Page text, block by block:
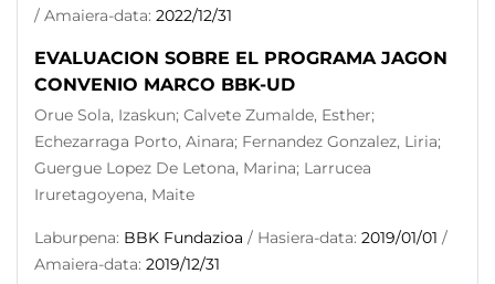
/ Amaiera-data: 2022/12/31
EVALUACION SOBRE EL PROGRAMA JAGON
CONVENIO MARCO BBK-UD
Orue Sola, Izaskun; Calvete Zumalde, Esther;
Echezarraga Porto, Ainara; Fernandez Gonzalez, Liria;
Guergue Lopez De Letona, Marina; Larrucea
Iruretagoyena, Maite
Laburpena: BBK Fundazioa / Hasiera-data: 2019/01/01 /
Amaiera-data: 2019/12/31